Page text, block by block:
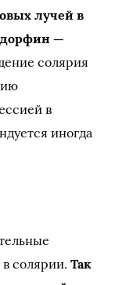
лучей в
—
солярия
в
иногда
в солярии. Так